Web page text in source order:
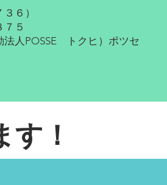
６）
５
法人POSSE トクヒ）ポツセ
す！